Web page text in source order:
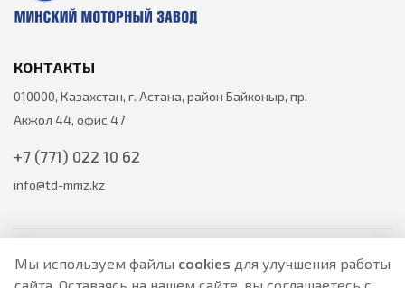
Мы используем файлы cookies для улучшения работы
КОНТАКТЫ
010000, Казахстан, г. Астана, район Байконыр, пр.
Акжол 44, офис 47
+7 (771) 022 10 62
info@td-mmz.kz